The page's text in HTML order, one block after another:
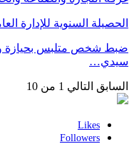
الحصيلة السنوية للإدارة
ضبط شخص متلبس بحيازة و
سيدي…
السابق التالي 1 من 10
Likes
Followers